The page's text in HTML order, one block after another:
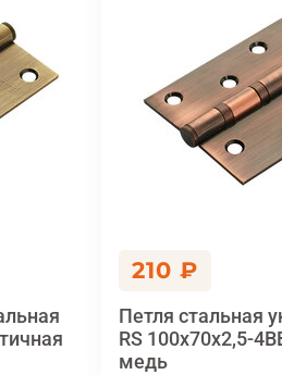
210 ₽
Петля стальная
RS 100x70x2,5-
медь